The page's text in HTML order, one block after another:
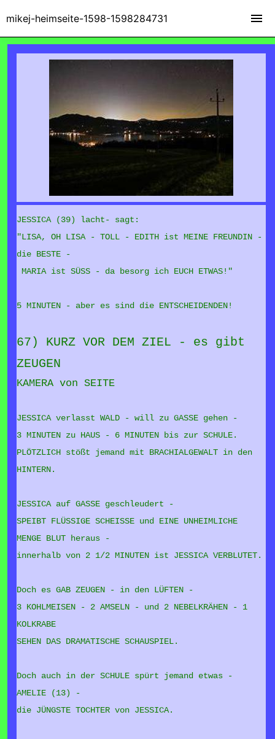
JESSICA (39) lacht- sagt:
"LISA, OH LISA - TOLL - EDITH ist MEINE FREUNDIN -
die BESTE -
MARIA ist SÜSS - da besorg ich EUCH ETWAS!"
5 MINUTEN - aber es sind die ENTSCHEIDENDEN!
67) KURZ VOR DEM ZIEL - es gibt
ZEUGEN
KAMERA von SEITE
JESSICA verlasst WALD - will zu GASSE gehen -
3 MINUTEN zu HAUS - 6 MINUTEN bis zur SCHULE.
PLÖTZLICH stößt jemand mit BRACHIALGEWALT in den
HINTERN.
JESSICA auf GASSE geschleudert -
SPEIBT FLÜSSIGE SCHEISSE und EINE UNHEIMLICHE
MENGE BLUT heraus -
innerhalb von 2 1/2 MINUTEN ist JESSICA VERBLUTET.
Doch es GAB ZEUGEN - in den LÜFTEN -
3 KOHLMEISEN - 2 AMSELN - und 2 NEBELKRÄHEN - 1
KOLKRABE
SEHEN DAS DRAMATISCHE SCHAUSPIEL.
Doch auch in der SCHULE spürt jemand etwas -
AMELIE (13) -
die JÜNGSTE TOCHTER von JESSICA.
mikej-heimseite-1598-1598284731